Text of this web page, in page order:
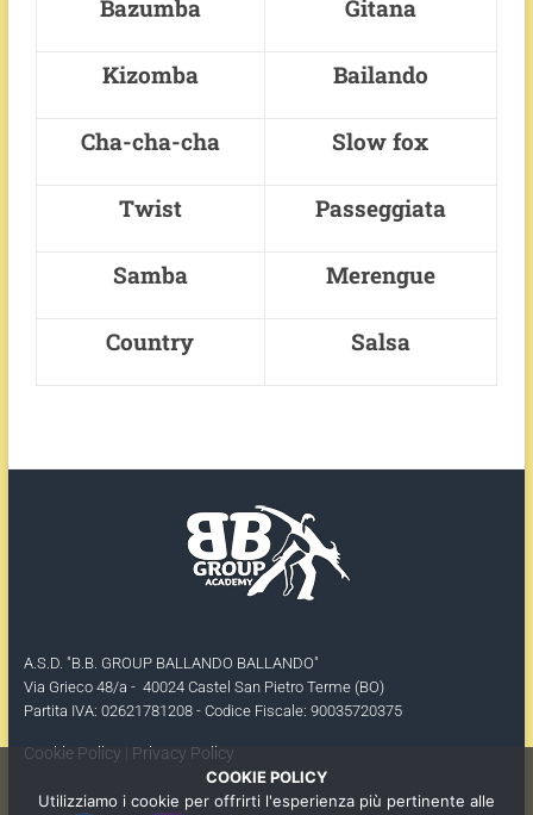
Bazumba Gitana
Kizomba Bailando
Cha-cha-cha Slow fox
Twist Passeggiata
Samba Merengue
Country Salsa
A.S.D. "B.B. GROUP BALLANDO BALLANDO"
Via Grieco 48/a - 40024 Castel San Pietro Terme (BO)
Partita IVA: 02621781208 - Codice Fiscale: 90035720375
Cookie Policy | Privacy Policy
COOKIE POLICY
Utilizziamo i cookie per offrirti l'esperienza più pertinente alle